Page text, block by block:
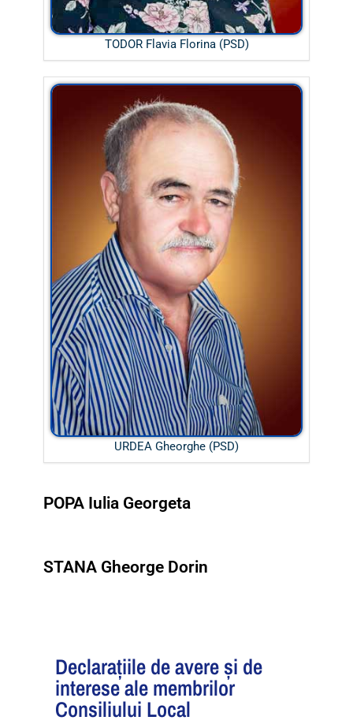
TODOR Flavia Florina (PSD)
URDEA Gheorghe (PSD)
POPA Iulia Georgeta
STANA Gheorge Dorin
Declarațiile de avere și de
interese ale membrilor
Consiliului Local